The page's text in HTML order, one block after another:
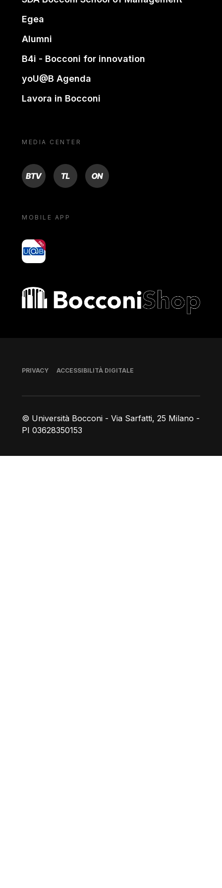
Egea
Alumni
B4i - Bocconi for innovation
yoU@B Agenda
Lavora in Bocconi
MEDIA CENTER
BTV TL ON
MOBILE APP
yoU@B
Bocconi shop
© Università Bocconi - Via Sarfatti, 25 Milano -
PI 03628350153
Piè di pagina
PRIVACY ACCESSIBILITÀ DIGITALE